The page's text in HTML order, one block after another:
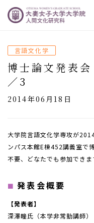
言語文化学
博士論文発表
／3
2014年06月18日
大学院言語文化学専攻が
ンパス本館E棟452講義室で
不要、どなたでも参加できま
発表会概要
【発表者】
深澤瞳氏（本学非常勤講師）